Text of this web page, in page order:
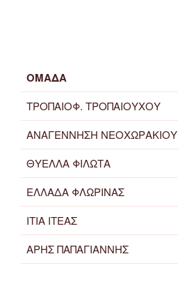
ΟΜΑΔΑ
ΤΡΟΠΑΙΟΦ. ΤΡΟΠΑΙΟΥΧΟΥ
ΑΝΑΓΕΝΝΗΣΗ ΝΕΟΧΩΡΑΚΙΟΥ
ΘΥΕΛΛΑ ΦΙΛΩΤΑ
ΕΛΛΑΔΑ ΦΛΩΡΙΝΑΣ
ΙΤΙΑ ΙΤΕΑΣ
ΑΡΗΣ ΠΑΠΑΓΙΑΝΝΗΣ